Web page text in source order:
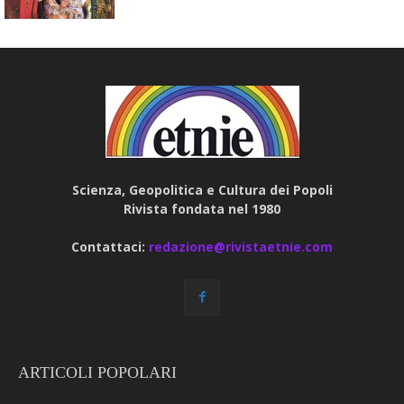
Scienza, Geopolitica e Cultura dei Popoli
Rivista fondata nel 1980
Contattaci: redazione@rivistaetnie.com
ARTICOLI POPOLARI